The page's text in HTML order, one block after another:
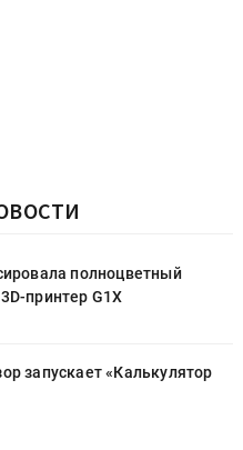
полноцветный
принтер G1X
запускает «Калькулятор